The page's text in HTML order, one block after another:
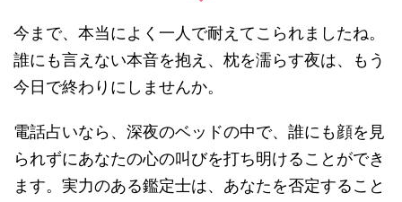
今まで、本当によく一人で耐えてこられましたね。
誰にも言えない本音を抱え、枕を濡らす夜は、もう
今日で終わりにしませんか。
電話占いなら、深夜のベッドの中で、誰にも顔を見
られずにあなたの心の叫びを打ち明けることができ
ます。実力のある鑑定士は、あなたを否定すること